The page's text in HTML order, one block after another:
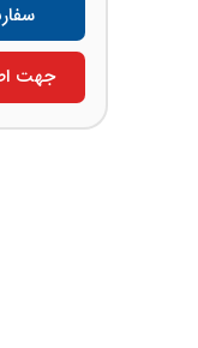
سفارش
جهت